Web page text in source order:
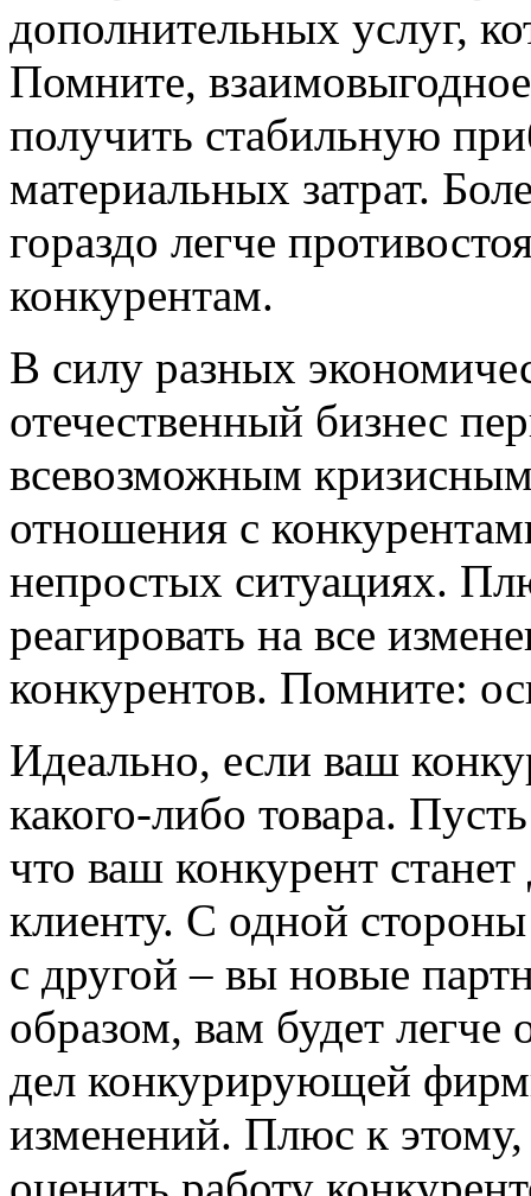
дополнительных услуг,
Помните,
получить стабильную
материальных затрат.
гораздо легче
конкурентам.
В силу разных
отечественный бизнес
всевозможным
отношения с
непростых ситуациях.
реагировать на все
конкурентов. Помните:
Идеально, если ваш
какого-либо товара.
что ваш конкурент
клиенту. С одной
с другой – вы новые
образом, вам будет легче
дел конкурирующей
изменений. Плюс к